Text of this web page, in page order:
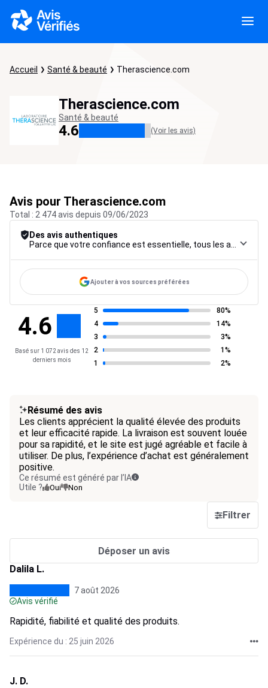
Accueil Santé & beauté Therascience.com
Therascience.com
Santé & beauté
4.6 (Voir les avis)
Avis pour Therascience.com
Total : 2 474 avis depuis 09/06/2023
Des avis authentiques
Ajouter à vos sources préférées
4.6
Basé sur 1 072 avis des 12
derniers mois
5
80%
4
14%
3
3%
2
1%
1
2%
Résumé des avis
Les clients apprécient la qualité élevée des produits
et leur efficacité rapide. La livraison est souvent louée
pour sa rapidité, et le site est jugé agréable et facile à
utiliser. De plus, l’expérience d’achat est généralement
positive.
Ce résumé est généré par l’IA
Utile ?
Oui Non
Filtrer
Déposer un avis
Dalila L.
7 août 2026
Avis vérifié
Rapidité, fiabilité et qualité des produits.
Expérience du : 25 juin 2026
J. D.